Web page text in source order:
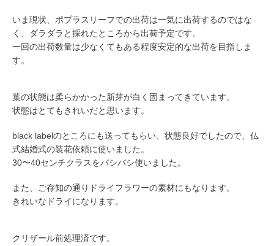
いま現状、ポプラスリーフでの出荷は一気に出荷するのではな
く、ダラダラと採れたところから出荷予定です。
一回の出荷数量は少なくてもある程度安定的な出荷を目指しま
す。
葉の状態は柔らかかった新芽が白く固まってきています。
状態はとてもきれいだと思います。
black labelのところにも送ってもらい、状態良好でしたので、仏
式結婚式の装花依頼に使いました。
30〜40センチクラスをバシバシ使いました。
また、ご存知の通りドライフラワーの素材にもなります。
きれいなドライになります。
クリザール前処理済です。